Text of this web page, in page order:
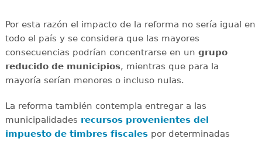
Por esta razón el impacto de la reforma no sería igual en
todo el país y se considera que las mayores
consecuencias podrían concentrarse en un grupo
reducido de municipios, mientras que para la
mayoría serían menores o incluso nulas.
La reforma también contempla entregar a las
municipalidades recursos provenientes del
impuesto de timbres fiscalespor determinadas